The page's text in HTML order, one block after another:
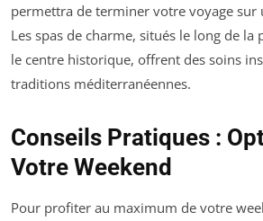
permettra de terminer votre voyage sur
Les spas de charme, situés le long de la
le centre historique, offrent des soins
traditions méditerranéennes.
Conseils Pratiques :
Votre Weekend
Pour profiter au maximum de votre